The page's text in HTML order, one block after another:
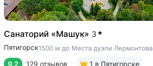
Санаторий «Машук» 3
Пятигорск1500 м до Места дуэли Лермонтова
9.2 129 отзывов 1 в Пятигорске